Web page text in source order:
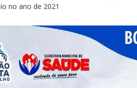
no ano de 2021